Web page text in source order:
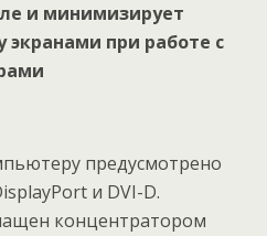
и минимизирует
при работе с
предусмотрено
и DVI-D.
концентратором